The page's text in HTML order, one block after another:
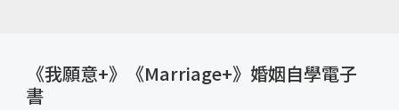
《我願意+》《Marriage+》婚姻自學電子
書